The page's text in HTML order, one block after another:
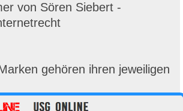
von Sören Siebert -
gehören ihren jeweiligen